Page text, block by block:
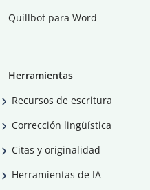
Quillbot para Word
Herramientas
Recursos de escritura
Corrección lingüística
Citas y originalidad
Herramientas de IA